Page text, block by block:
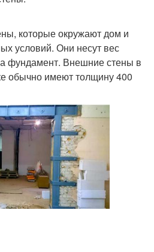
которые окружают дом и
условий. Они несут вес
фундамент. Внешние стены в
обычно имеют толщину 400